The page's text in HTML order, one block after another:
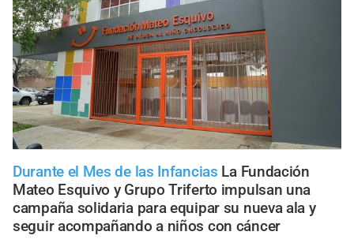
Durante el Mes de las Infancias La Fundación
Mateo Esquivo y Grupo Triferto impulsan una
campaña solidaria para equipar su nueva ala y
seguir acompañando a niños con cáncer